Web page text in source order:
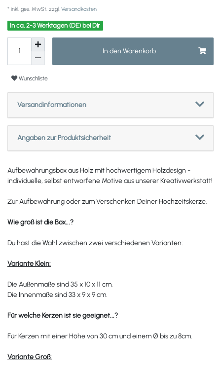
* inkl. ges. MwSt. zzgl. Versandkosten
In ca. 2-3 Werktagen (DE) bei Dir
In den Warenkorb
Wunschliste
Versandinformationen
Angaben zur Produktsicherheit
Aufbewahrungsbox aus Holz mit hochwertigem Holzdesign -
individuelle, selbst entworfene Motive aus unserer Kreativwerkstatt!
Zur Aufbewahrung oder zum Verschenken Deiner Hochzeitskerze.
Wie groß ist die Box...?
Du hast die Wahl zwischen zwei verschiedenen Varianten:
Variante Klein:
Die Außenmaße sind 35 x 10 x 11 cm.
Die Innenmaße sind 33 x 9 x 9 cm.
Für welche Kerzen ist sie geeignet...?
Für Kerzen mit einer Höhe von 30 cm und einemØ bis zu 8cm.
Variante Groß: